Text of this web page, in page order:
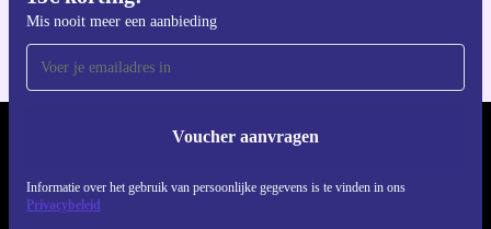
☕
Mis nooit meer een aanbieding
Voucher aanvragen
Informatie over het gebruik van persoonlijke gegevens is te vinden in ons
Privacybeleid
REFURBED NEDERLAND - RETHINK NEW.
VOLG ONS